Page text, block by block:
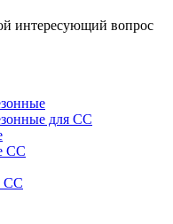
интересующий вопрос
для СС
СС
СС